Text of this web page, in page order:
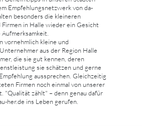
Empfehlungsnetzwerk von da-
besonders die kleineren
in Halle wieder ein Gesicht
vornehmlich kleine und
aus der Region Halle
die sie gut kennen, deren
sie schätzen und gerne
aussprechen. Gleichzeitig
Firmen noch einmal von unserer
"Qualität zählt" – denn genau dafür
her.de ins Leben gerufen.